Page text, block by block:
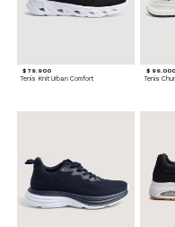
$ 79.900
Tenis Knit Urban Comfort
$ 99.000
Tenis